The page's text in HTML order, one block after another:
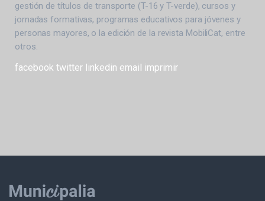
gestión de títulos de transporte (T-16 y T-verde), cursos y
jornadas formativas, programas educativos para jóvenes y
personas mayores, o la edición de la revista MobiliCat, entre
otros.
facebook twitter linkedin email imprimir